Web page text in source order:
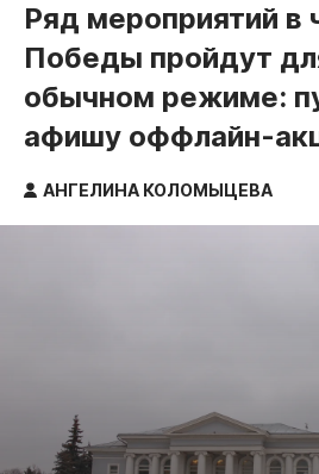
Культура
Происшествия
Спорт
Тульский бренд
Тула
Ряд мероприятий в
Победы пройдут
обычном режиме:
афишу оффлайн-
АНГЕЛИНА КОЛОМЫЦЕВА